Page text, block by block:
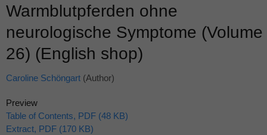
Warmblutpferden ohne
neurologische Symptome (Volume
26) (English shop)
Caroline Schöngart (Author)
Preview
Table of Contents, PDF (48 KB)
Extract, PDF (170 KB)